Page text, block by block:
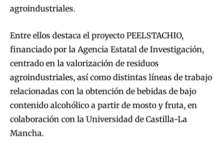
agroindustriales.
Entre ellos destaca el proyecto PEELSTACHIO,
financiado por la Agencia Estatal de Investigación,
centrado en la valorización de residuos
agroindustriales, así como distintas líneas de trabajo
relacionadas con la obtención de bebidas de bajo
contenido alcohólico a partir de mosto y fruta, en
colaboración con la Universidad de Castilla-La
Mancha.